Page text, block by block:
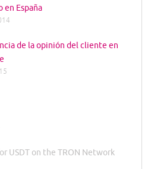
España
de la opinión del cliente en
USDT on the TRON Network